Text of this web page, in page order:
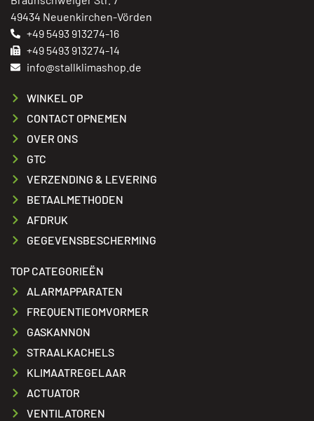
49434 Neuenkirchen-Vörden
+49 5493 913274-16
+49 5493 913274-14
info@stallklimashop.de
WINKEL OP
CONTACT OPNEMEN
OVER ONS
GTC
VERZENDING & LEVERING
BETAALMETHODEN
AFDRUK
GEGEVENSBESCHERMING
TOP CATEGORIEËN
ALARMAPPARATEN
FREQUENTIEOMVORMER
GASKANNON
STRAALKACHELS
KLIMAATREGELAAR
ACTUATOR
VENTILATOREN